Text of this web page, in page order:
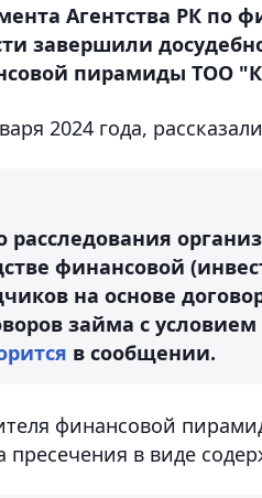
Агентства РК по
завершили
пирамиды ТОО
2024 года,
расследования
финансовой
на основе
займа с
в сообщении.
финансовой
пресечения в виде